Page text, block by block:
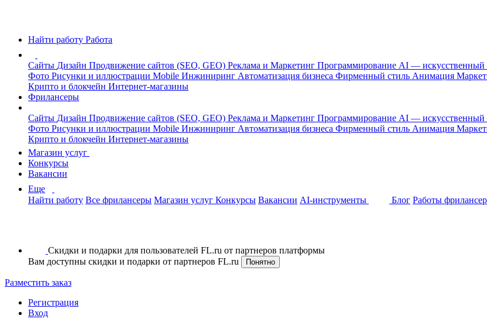
Найти работу Работа
Сайты Дизайн Продвижение сайтов (SEO, GEO) Реклама и Маркетинг Программирование AI — искусственный
Фото Рисунки и иллюстрации Mobile Инжиниринг Автоматизация бизнеса Фирменный стиль Анимация
Крипто и блокчейн Интернет-магазины
Фрилансеры
Сайты Дизайн Продвижение сайтов (SEO, GEO) Реклама и Маркетинг Программирование AI — искусственный
Фото Рисунки и иллюстрации Mobile Инжиниринг Автоматизация бизнеса Фирменный стиль Анимация
Крипто и блокчейн Интернет-магазины
Магазин услуг
Конкурсы
Вакансии
Еще
Найти работу Все фрилансеры Магазин услуг Конкурсы Вакансии AI-инструменты Блог Работы
Скидки и подарки для пользователей FL.ru от партнеров платформы
Вам доступны скидки и подарки от партнеров FL.ru
Понятно
Разместить заказ
Регистрация
Вход